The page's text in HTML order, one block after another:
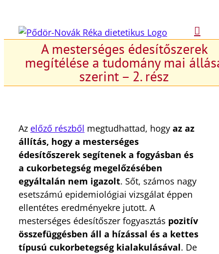
A mesterséges édesítőszerek
megítélése a tudomány mai
szerint – 2. rész
Az előző részből megtudhattad, hogy az az
állítás, hogy a mesterséges
édesítőszerek segítenek a fogyásban és
a cukorbetegség megelőzésében
egyáltalán nem igazolt. Sőt, számos nagy
esetszámú epidemiológiai vizsgálat éppen
ellentétes eredményekre jutott. A
mesterséges édesítőszer fogyasztás pozitív
összefüggésben áll a hízással és a kettes
típusú cukorbetegség kialakulásával. De